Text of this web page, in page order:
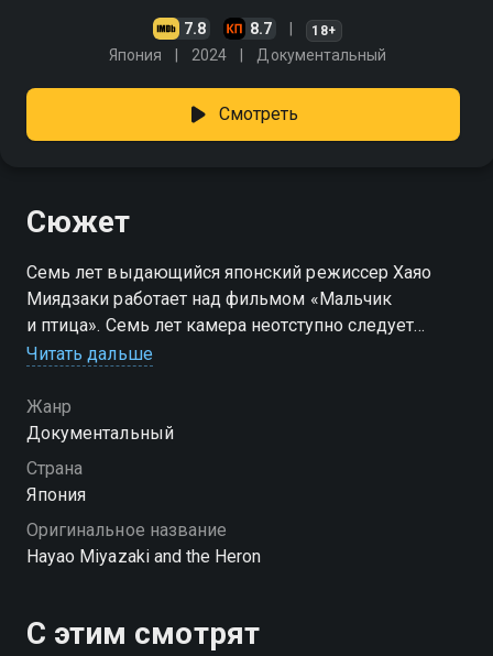
7.8 8.7 18+
Япония 2024 Документальный
Смотреть
Сюжет
Семь лет выдающийся японский режиссер Хаяо
Миядзаки работает над фильмом «Мальчик
и птица». Семь лет камера неотступно следует
за гением, пытаясь разгадать тайны его замысла.
и друг Тосио Судзуки.
Читать дальше
Жанр
Документальный
Страна
Япония
Оригинальное название
Hayao Miyazaki and the Heron
С этим смотрят